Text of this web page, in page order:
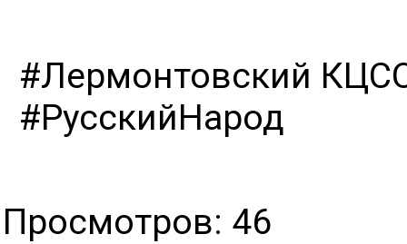
#Лермонтовский
#РусскийНарод
Просмотров: 46